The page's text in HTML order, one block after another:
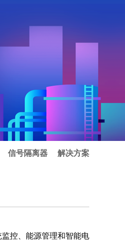
信号隔离器 解决方案
控、能源管理和智能电